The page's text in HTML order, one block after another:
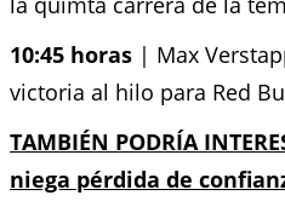
10:45 horas | Max
victoria al hilo para Red
TAMBIÉN PODRÍA
niega pérdida de